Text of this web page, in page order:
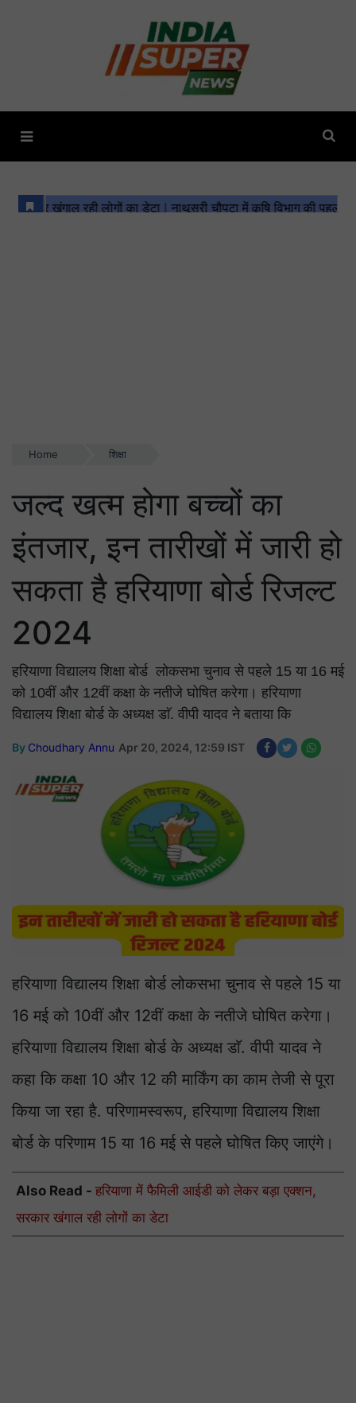
Home शिक्षा
जल्द खत्म होगा बच्चों का
इंतजार, इन तारीखों में जारी हो
सकता है हरियाणा बोर्ड रिजल्ट
2024
हरियाणा विद्यालय शिक्षा बोर्ड लोकसभा चुनाव से पहले 15 या 16 मई
को 10वीं और 12वीं कक्षा के नतीजे घोषित करेगा। हरियाणा
विद्यालय शिक्षा बोर्ड के अध्यक्ष डाॅ. वीपी यादव ने बताया कि
By Choudhary Annu Apr 20, 2024, 12:59 IST
हरियाणा विद्यालय शिक्षा बोर्ड लोकसभा चुनाव से पहले 15 या
16 मई को 10वीं और 12वीं कक्षा के नतीजे घोषित करेगा।
हरियाणा विद्यालय शिक्षा बोर्ड के अध्यक्ष डाॅ. वीपी यादव ने
कहा कि कक्षा 10 और 12 की मार्किंग का काम तेजी से पूरा
किया जा रहा है. परिणामस्वरूप, हरियाणा विद्यालय शिक्षा
बोर्ड के परिणाम 15 या 16 मई से पहले घोषित किए जाएंगे।
Also Read - हरियाणा में फैमिली आईडी को लेकर बड़ा एक्शन,
सरकार खंगाल रही लोगों का डेटा